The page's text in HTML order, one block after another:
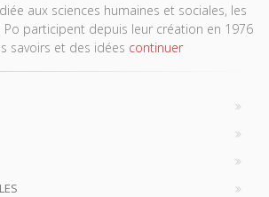
aux sciences humaines et sociales, les
Po participent depuis leur création en 1976
savoirs et des idées continuer